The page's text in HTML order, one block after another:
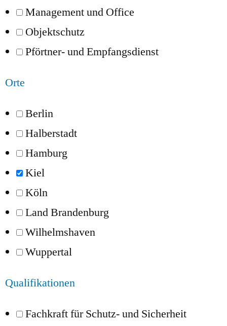
Management und Office
Objektschutz
Pförtner- und Empfangsdienst
Orte
Berlin
Halberstadt
Hamburg
Kiel
Köln
Land Brandenburg
Wilhelmshaven
Wuppertal
Qualifikationen
Fachkraft für Schutz- und Sicherheit